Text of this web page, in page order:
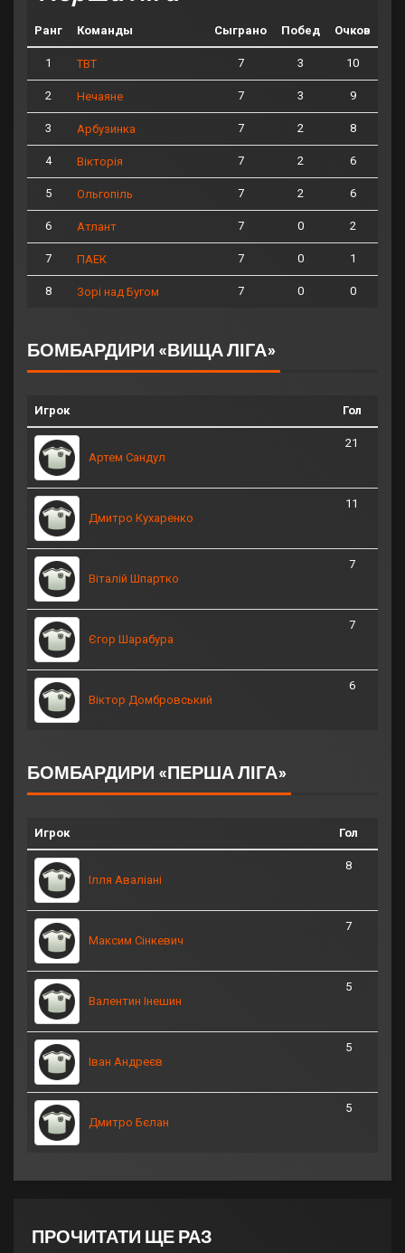
Ранг Команды Сыграно Побед Очков
1 ТВТ 7 3 10
2 Нечаяне 7 3 9
3 Арбузинка 7 2 8
4 Вікторія 7 2 6
5 Ольгопіль 7 2 6
6 Атлант 7 0 2
7 ПАЕК 7 0 1
8 Зорі над Бугом 7 0 0
БОМБАРДИРИ «ВИЩА ЛІГА»
Игрок Гол
Артем Сандул
21
Дмитро Кухаренко
11
Віталій Шпартко
7
Єгор Шарабура
7
Віктор Домбровський
6
БОМБАРДИРИ «ПЕРША ЛІГА»
Игрок Гол
Ілля Аваліані
8
Максим Сінкевич
7
Валентин Інешин
5
Іван Андреєв
5
Дмитро Бєлан
5
ПРОЧИТАТИ ЩЕ РАЗ